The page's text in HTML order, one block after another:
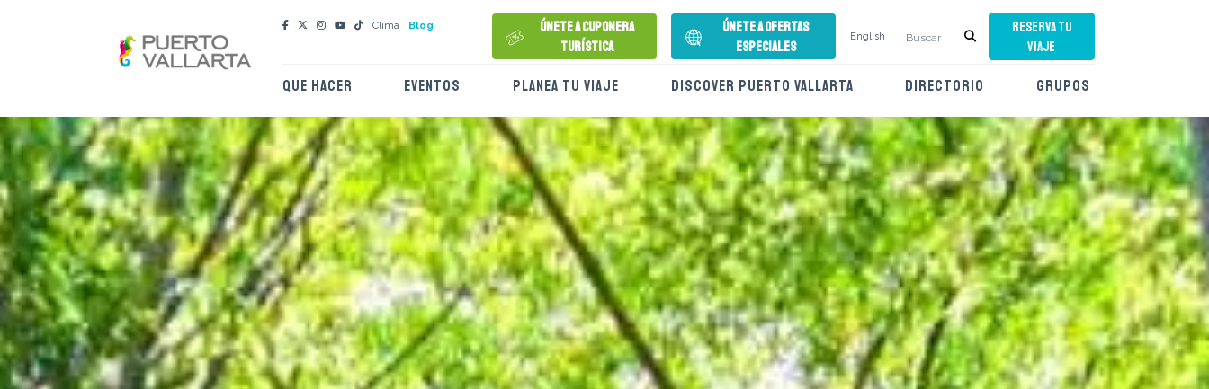
Clima Blog
Únete a Cuponera
Turística
Únete a Ofertas
Especiales
English
RESERVA TU
VIAJE
QUE HACER EVENTOS PLANEA TU VIAJE DISCOVER PUERTO VALLARTA DIRECTORIO GRUPOS